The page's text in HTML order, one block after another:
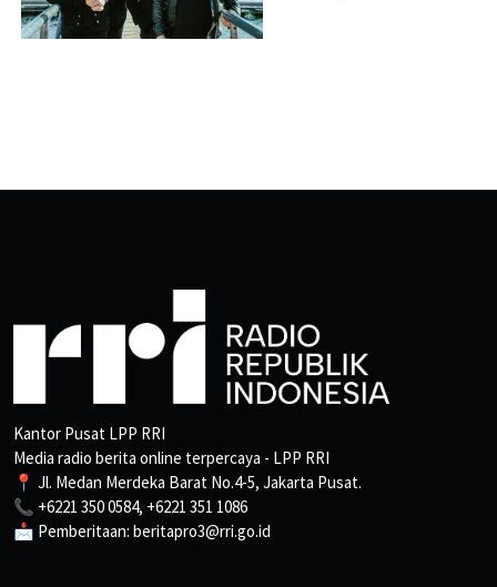
Kantor Pusat LPP RRI
Media radio berita online terpercaya - LPP RRI
📍 Jl. Medan Merdeka Barat No.4-5, Jakarta Pusat.
📞 +6221 350 0584, +6221 351 1086
📩 Pemberitaan: beritapro3@rri.go.id